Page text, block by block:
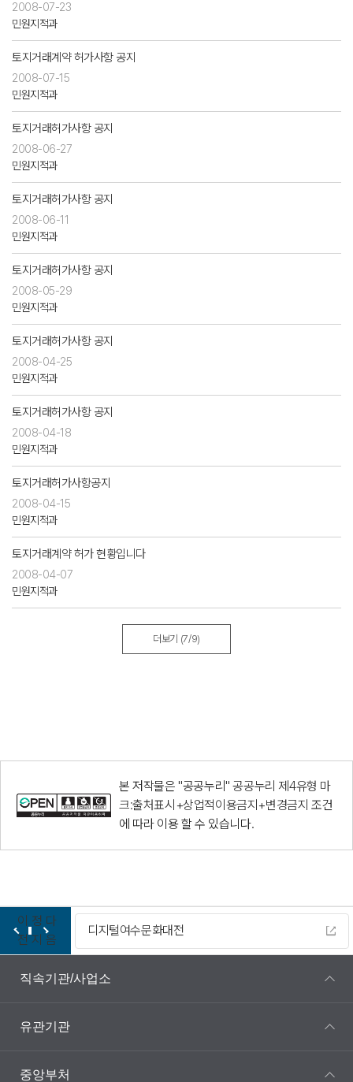
2008-07-23
민원지적과
토지거래계약 허가사항 공지
2008-07-15
민원지적과
토지거래허가사항 공지
2008-06-27
민원지적과
토지거래허가사항 공지
2008-06-11
민원지적과
토지거래허가사항 공지
2008-05-29
민원지적과
토지거래허가사항 공지
2008-04-25
민원지적과
토지거래허가사항 공지
2008-04-18
민원지적과
토지거래허가사항공지
2008-04-15
민원지적과
토지거래계약 허가 현황입니다
2008-04-07
민원지적과
더보기 (7/9)
본 저작물은 "공공누리"공공누리 제4유형 마
크:출처표시+상업적이용금지+변경금지 조건
에 따라 이용 할 수 있습니다.
이
전
정
지
다
음
디지털여수문화대전
직속기관/사업소
유관기관
중앙부처